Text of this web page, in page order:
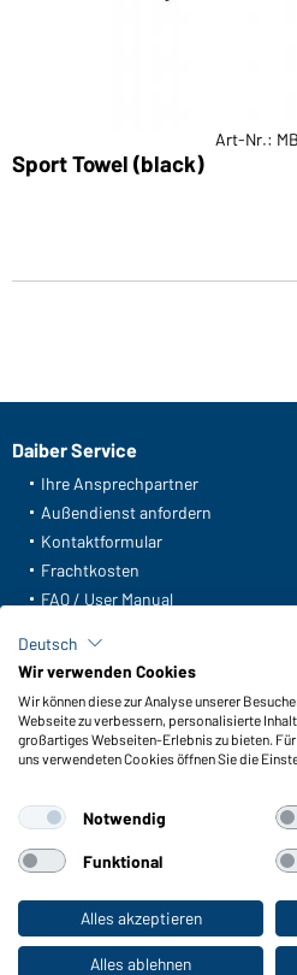
Zum Privatkunden-
Art-Nr.:
Sport Towel (black)
Daiber Service
Ihre Ansprechpartner
Außendienst anfordern
Kontaktformular
Frachtkosten
FAQ / User Manual
Meldeportal nach
Funktionen & Pflege
Produkteigenschaften
Pflegehinweise
Farben
WORKWEAR
Die ideale Wahl für
entdecken!
Deutsch
Wir verwenden Cookies
Wir können diese zur Analyse unserer
Webseite zu verbessern, personalisierte
großartiges Webseiten-Erlebnis zu bieten.
uns verwendeten Cookies öffnen Sie die
Notwendig
Funktional
Alles akzeptieren
Alles ablehnen